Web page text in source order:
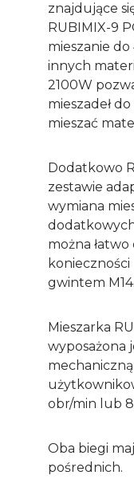
znajdujące
RUBIMIX-9
mieszanie
innych
2100W
mieszadeł
mieszać
Dodatkowo
zestawie
wymiana
można
konieczności
gwintem M14.
Mieszarka
wyposażona
obr/min lub
Oba biegi
pośrednich.